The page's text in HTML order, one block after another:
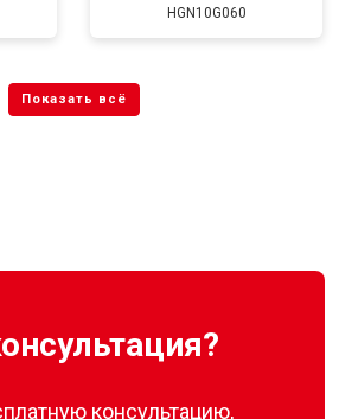
HGN10G060
консультацию,